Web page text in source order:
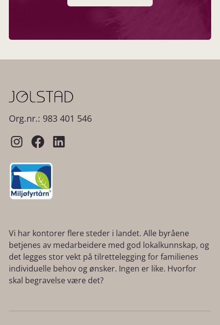
Org.nr.: 983 401 546
Vi har kontorer flere steder i landet. Alle byråene
betjenes av medarbeidere med god lokalkunnskap, og
det legges stor vekt på tilrettelegging for familienes
individuelle behov og ønsker. Ingen er like. Hvorfor
skal begravelse være det?